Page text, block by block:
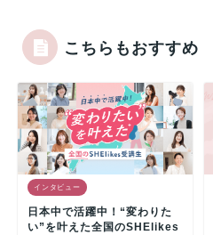
こちらもおすすめ
インタビュー
日本中で活躍中！“変わりた
い”を叶えた全国のSHElikes